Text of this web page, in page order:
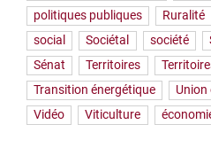
politiques publiques
Ruralité
social
Sociétal société
Sénat
Territoires
Transition énergétique
Union
Vidéo
Viticulture